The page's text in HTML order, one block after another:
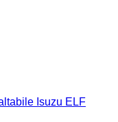
Isuzu ELF